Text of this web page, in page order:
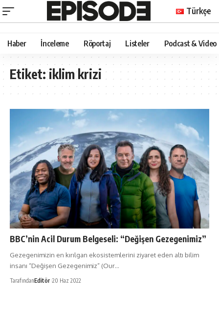
Türkçe
Haber İnceleme Röportaj Listeler Podcast & Video
Etiket:iklim krizi
BBC’nin Acil Durum Belgeseli: “Değişen Gezegenimiz”
Gezegenimizin en kırılgan ekosistemlerini ziyaret eden altı bilim
insanı “Değişen Gezegenimiz” (Our…
TarafındanEditör 20 Haz 2022